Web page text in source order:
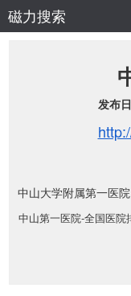
磁力搜索
发布
中山大学附属第一医
中山第一医院-全国医院